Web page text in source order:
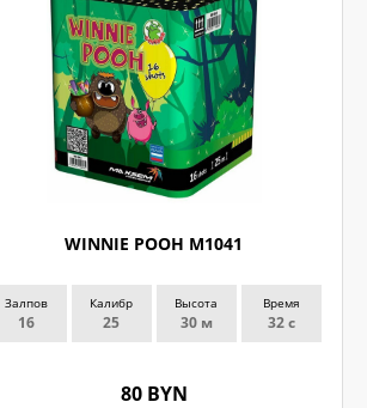
WINNIE POOH M1041
Залпов
16
Калибр
25
Высота
30 м
Время
32 с
80 BYN